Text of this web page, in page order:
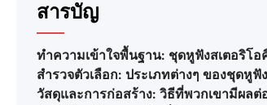
สารบัญ
ทำความเข้าใจพื้นฐาน: ชุดหูฟังสเตอริโอ
สำรวจตัวเลือก: ประเภทต่างๆ ของชุดหู
วัสดุและการก่อสร้าง: วิธีที่พวกเขามีผล